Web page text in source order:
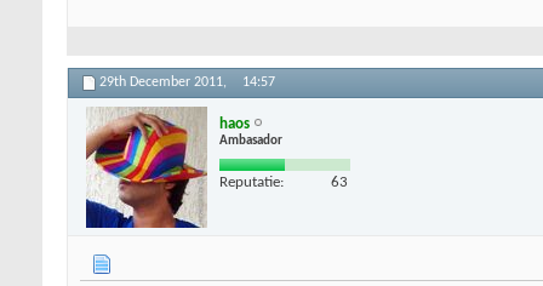
29th December 2011, 14:57
haos
Ambasador
Reputatie: 63